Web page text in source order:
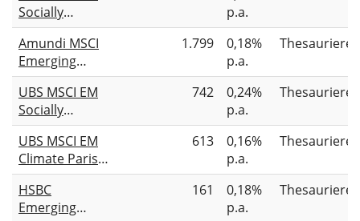
Socially
Responsible
UCITS ETF USD
dis
p.a.
Amundi MSCI
Emerging
Markets ESG
Broad
Transition
UCITS ETF Acc
1.799
0,18%
p.a.
UBS MSCI EM
Socially
Responsible
UCITS ETF USD
acc
742
0,24%
p.a.
UBS MSCI EM
Climate Paris
Aligned UCITS
ETF USD acc
613
0,16%
p.a.
HSBC
Emerging
161
0,18%
p.a.